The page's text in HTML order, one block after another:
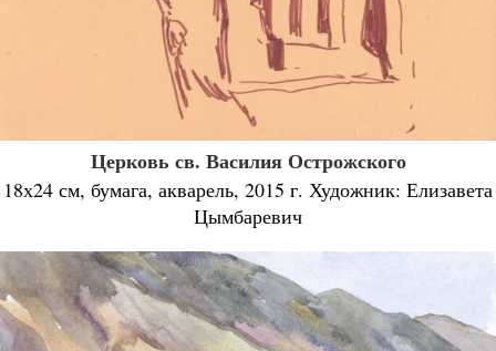
Церковь св. Василия Острожского
18х24 см, бумага, акварель, 2015 г. Художник: Елизавета
Цымбаревич